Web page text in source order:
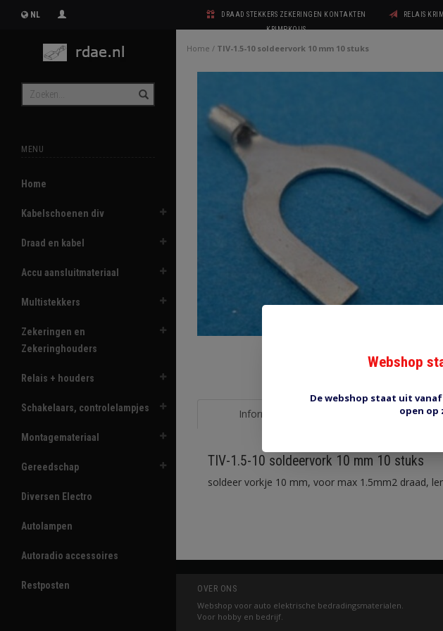
NL
DRAAD STEKKERS ZEKERINGEN KONTAKTEN
KRIMPKOUS
RELAIS
MENU
Home
Kabelschoenen div
Draad en kabel
Accu aansluitmateriaal
Multistekkers
Zekeringen en
Zekeringhouders
Relais + houders
Schakelaars, controlelampjes
Montagemateriaal
Gereedschap
Diversen Electro
Autolampen
Autoradio accessoires
Restposten
Home / TIV-1.5-10 soldeervork 10 mm 10 stuks
Informatie Reviews (0)
TIV-1.5-10 soldeervork 10 mm 10 stuks
soldeer vorkje 10 mm, voor max 1.5mm2 draad,
OVER ONS
Webshop voor auto elektrische bedradingsmaterialen.
Voor hobby en bedrijf.
Webshop
De webshop staat uit
open op